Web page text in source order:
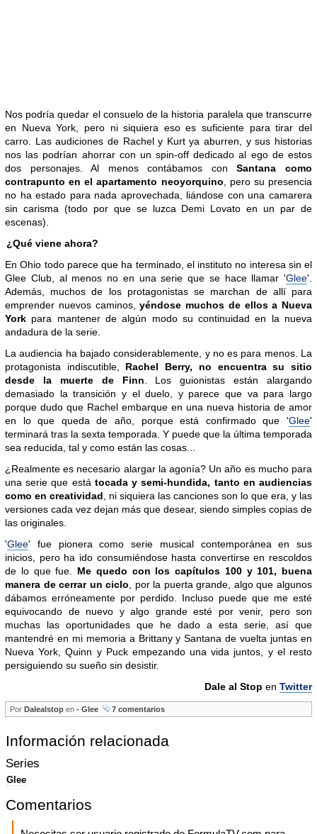
Nos podría quedar el consuelo de la historia paralela que transcurre
en Nueva York, pero ni siquiera eso es suficiente para tirar del
carro. Las audiciones de Rachel y Kurt ya aburren, y sus historias
nos las podrían ahorrar con un spin-off dedicado al ego de estos
dos personajes. Al menos contábamos conSantana como
contrapunto en el apartamento neoyorquino , pero su presencia
no ha estado para nada aprovechada, liándose con una camarera
sin carisma (todo por que se luzca Demi Lovato en un par de
escenas).
¿Qué viene ahora?
En Ohio todo parece que ha terminado, el instituto no interesa sin el
Glee Club, al menos no en una serie que se hace llamar 'Glee'.
Además, muchos de los protagonistas se marchan de allí para
emprender nuevos caminos,yéndose muchos de ellos a Nueva
York para mantener de algún modo su continuidad en la nueva
andadura de la serie.
La audiencia ha bajado considerablemente, y no es para menos. La
protagonista indiscutible, Rachel Berry, no encuentra su sitio
desde la muerte de Finn . Los guionistas están alargando
demasiado la transición y el duelo, y parece que va para largo
porque dudo que Rachel embarque en una nueva historia de amor
en lo que queda de año, porque está confirmado que 'Glee'
terminará tras la sexta temporada. Y puede que la última temporada
sea reducida, tal y como están las cosas...
¿Realmente es necesario alargar la agonía? Un año es mucho para
una serie que está tocada y semi-hundida, tanto en audiencias
como en creatividad , ni siquiera las canciones son lo que era, y las
versiones cada vez dejan más que desear, siendo simples copias de
las originales.
'Glee' fue pionera como serie musical contemporánea en sus
inicios, pero ha ido consumiéndose hasta convertirse en rescoldos
de lo que fue. Me quedo con los capítulos 100 y 101, buena
manera de cerrar un ciclo , por la puerta grande, algo que algunos
dábamos erróneamente por perdido. Incluso puede que me esté
equivocando de nuevo y algo grande esté por venir, pero son
muchas las oportunidades que he dado a esta serie, así que
mantendré en mi memoria a Brittany y Santana de vuelta juntas en
Nueva York, Quinn y Puck empezando una vida juntos, y el resto
persiguiendo su sueño sin desistir.
Dale al Stop en Twitter
Por Dalealstop en - Glee 7 comentarios
Información relacionada
Series
Glee
Comentarios